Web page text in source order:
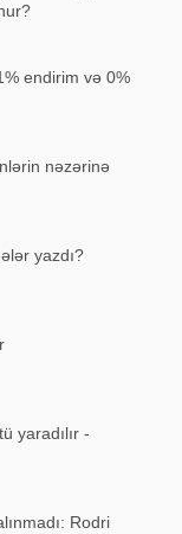
endirim və 0%
nəzərinə
yazdı?
yaradılır -
Rodri